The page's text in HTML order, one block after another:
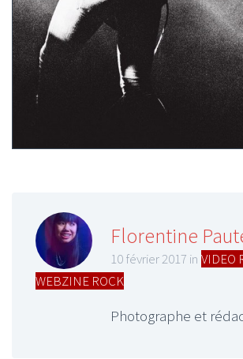
Florentine
10 février 2017 in VIDEO
WEBZINE ROCK
Photographe et